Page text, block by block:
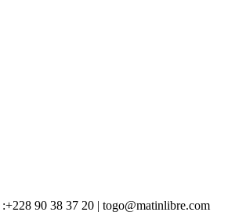
90 38 37 20 | togo@matinlibre.com